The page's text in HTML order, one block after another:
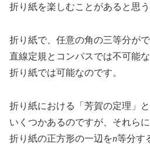
折り紙を楽しむことがあると思う
折り紙で、任意の角の三等分がで
直線定規とコンパスでは不可能な
折り紙では可能なのです。
折り紙における「芳賀の定理」
いくつかあるのですが、それらに
折り紙の正方形の一辺をn等分す